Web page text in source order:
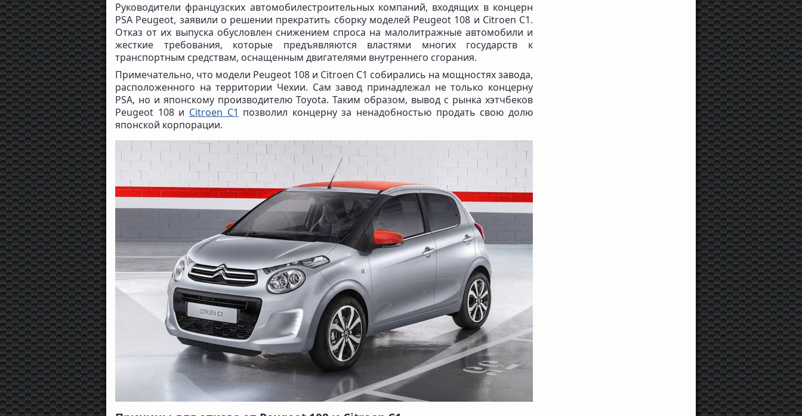
Руководители французских автомобилестроительных компаний, входящих в концерн
PSA Peugeot, заявили о решении прекратить сборку моделей Peugeot 108 и Citroen C1.
Отказ от их выпуска обусловлен снижением спроса на малолитражные автомобили и
жесткие требования, которые предъявляются властями многих государств к
транспортным средствам, оснащенным двигателями внутреннего сгорания.
Примечательно, что модели Peugeot 108 и Citroen C1 собирались на мощностях завода,
расположенного на территории Чехии. Сам завод принадлежал не только концерну
PSA, но и японскому производителю Toyota. Таким образом, вывод с рынка хэтчбеков
Peugeot 108 и Citroen C1 позволил концерну за ненадобностью продать свою долю
японской корпорации.